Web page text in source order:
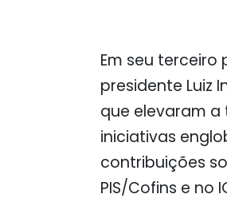
Em seu terceiro
presidente Luiz
que elevaram a
iniciativas
contribuições
PIS/Cofins e no